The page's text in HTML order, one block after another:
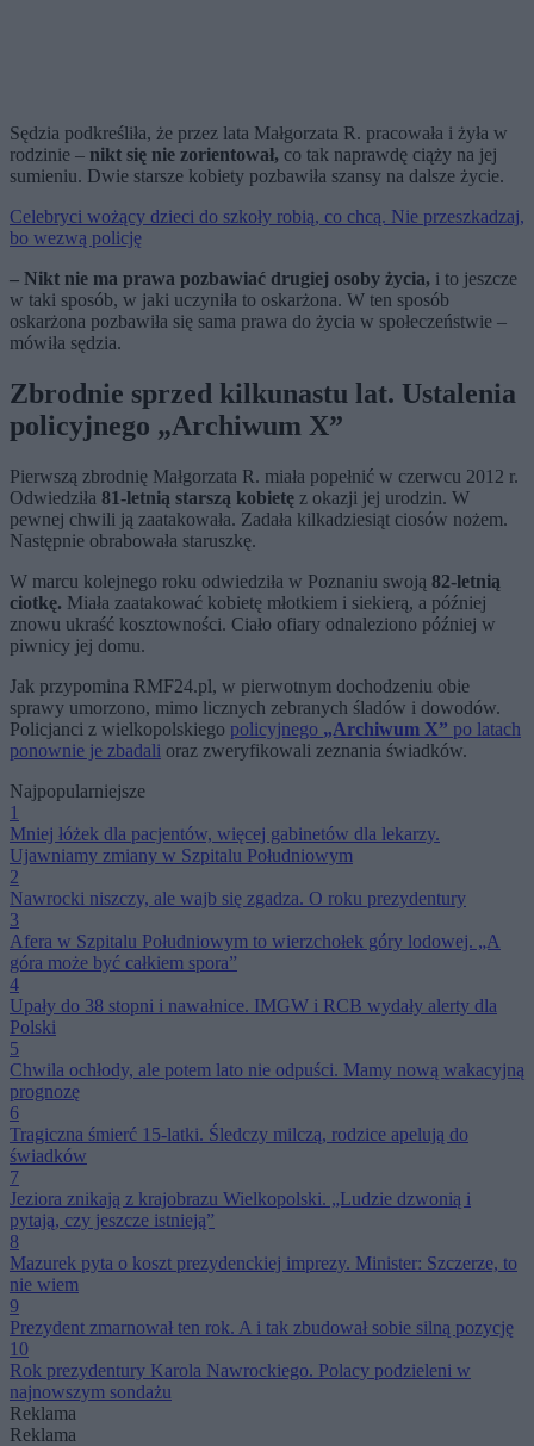
Sędzia podkreśliła, że przez lata Małgorzata R. pracowała i żyła w
rodzinie – nikt się nie zorientował, co tak naprawdę ciąży na jej
sumieniu. Dwie starsze kobiety pozbawiła szansy na dalsze życie.
Celebryci wożący dzieci do szkoły robią, co chcą. Nie przeszkadzaj,
bo wezwą policję
– Nikt nie ma prawa pozbawiać drugiej osoby życia, i to jeszcze
w taki sposób, w jaki uczyniła to oskarżona. W ten sposób
oskarżona pozbawiła się sama prawa do życia w społeczeństwie –
mówiła sędzia.
Zbrodnie sprzed kilkunastu lat. Ustalenia
policyjnego „Archiwum X”
Pierwszą zbrodnię Małgorzata R. miała popełnić w czerwcu 2012 r.
Odwiedziła 81-letnią starszą kobietę z okazji jej urodzin. W
pewnej chwili ją zaatakowała. Zadała kilkadziesiąt ciosów nożem.
Następnie obrabowała staruszkę.
W marcu kolejnego roku odwiedziła w Poznaniu swoją 82-letnią
ciotkę. Miała zaatakować kobietę młotkiem i siekierą, a później
znowu ukraść kosztowności. Ciało ofiary odnaleziono później w
piwnicy jej domu.
Jak przypomina RMF24.pl, w pierwotnym dochodzeniu obie
sprawy umorzono, mimo licznych zebranych śladów i dowodów.
Policjanci z wielkopolskiego policyjnego „Archiwum X” po latach
ponownie je zbadali oraz zweryfikowali zeznania świadków.
Najpopularniejsze
1
Mniej łóżek dla pacjentów, więcej gabinetów dla lekarzy.
Ujawniamy zmiany w Szpitalu Południowym
2
Nawrocki niszczy, ale wajb się zgadza. O roku prezydentury
3
Afera w Szpitalu Południowym to wierzchołek góry lodowej. „A
góra może być całkiem spora”
4
Upały do 38 stopni i nawałnice. IMGW i RCB wydały alerty dla
Polski
5
Chwila ochłody, ale potem lato nie odpuści. Mamy nową wakacyjną
prognozę
6
Tragiczna śmierć 15-latki. Śledczy milczą, rodzice apelują do
świadków
7
Jeziora znikają z krajobrazu Wielkopolski. „Ludzie dzwonią i
pytają, czy jeszcze istnieją”
8
Mazurek pyta o koszt prezydenckiej imprezy. Minister: Szczerze, to
nie wiem
9
Prezydent zmarnował ten rok. A i tak zbudował sobie silną pozycję
10
Rok prezydentury Karola Nawrockiego. Polacy podzieleni w
najnowszym sondażu
Reklama
Reklama